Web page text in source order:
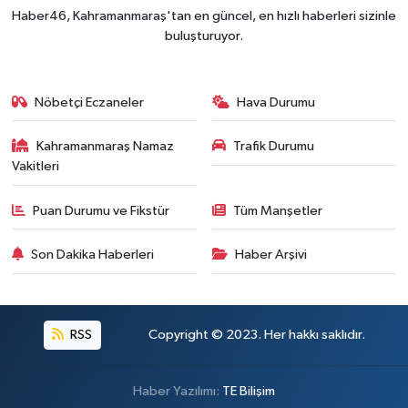
Kahramanmaraş'ta Gazneliler Caddesi Yeni
Haber46, Kahramanmaraş'tan en güncel, en hızlı haberleri sizinle
buluşturuyor.
Nöbetçi Eczaneler Hava Durumu
Kahramanmaraş Namaz
Vakitleri
Trafik Durumu
Puan Durumu ve Fikstür Tüm Manşetler
Son Dakika Haberleri Haber Arşivi
RSS Copyright © 2023. Her hakkı saklıdır.
Haber Yazılımı: TE Bilişim